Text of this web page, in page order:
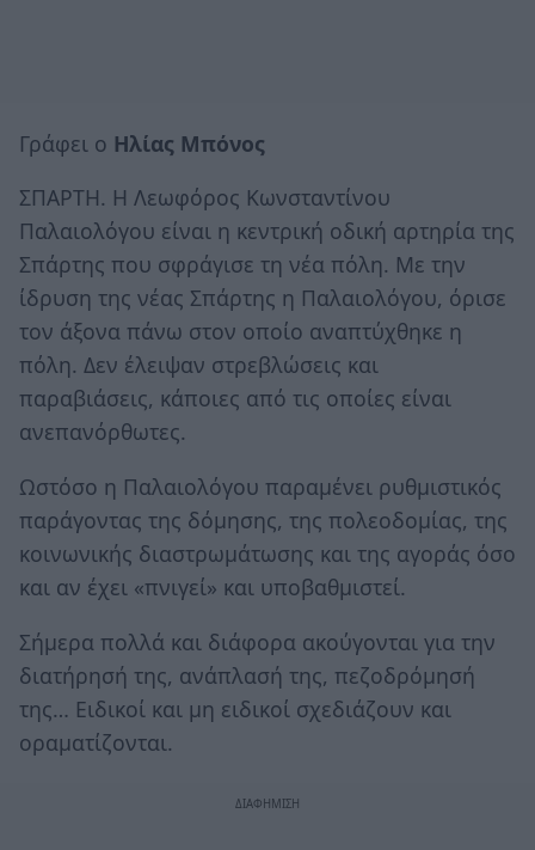
Γράφει ο Ηλίας Μπόνος
ΣΠΑΡΤΗ. Η Λεωφόρος Κωνσταντίνου
Παλαιολόγου είναι η κεντρική οδική αρτηρία της
Σπάρτης που σφράγισε τη νέα πόλη. Με την
ίδρυση της νέας Σπάρτης η Παλαιολόγου, όρισε
τον άξονα πάνω στον οποίο αναπτύχθηκε η
πόλη. Δεν έλειψαν στρεβλώσεις και
παραβιάσεις, κάποιες από τις οποίες είναι
ανεπανόρθωτες.
Ωστόσο η Παλαιολόγου παραμένει ρυθμιστικός
παράγοντας της δόμησης, της πολεοδομίας, της
κοινωνικής διαστρωμάτωσης και της αγοράς όσο
και αν έχει «πνιγεί» και υποβαθμιστεί.
Σήμερα πολλά και διάφορα ακούγονται για την
διατήρησή της, ανάπλασή της, πεζοδρόμησή
της… Ειδικοί και μη ειδικοί σχεδιάζουν και
οραματίζονται.